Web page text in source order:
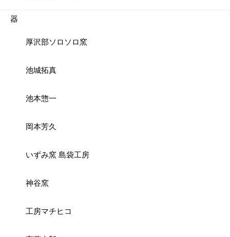
器
厚沢部ソロソロ窯
池城拓真
池本惣一
岡本芳久
いずみ窯 島袋工房
神谷窯
工房マチヒコ